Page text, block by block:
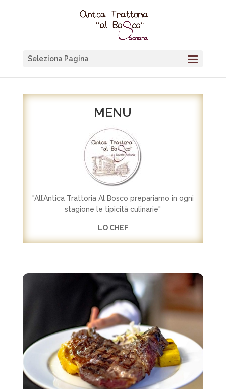
Seleziona Pagina
MENU
"All’Antica Trattoria Al Bosco prepariamo in ogni
stagione le tipicità culinarie"
LO CHEF